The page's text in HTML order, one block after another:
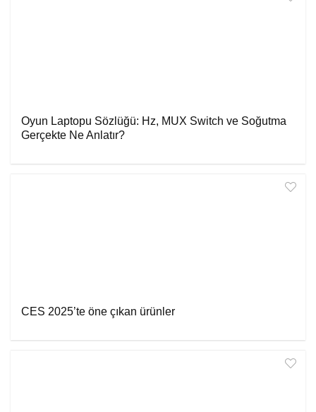
Oyun Laptopu Sözlüğü: Hz, MUX Switch ve Soğutma
Gerçekte Ne Anlatır?
CES 2025’te öne çıkan ürünler